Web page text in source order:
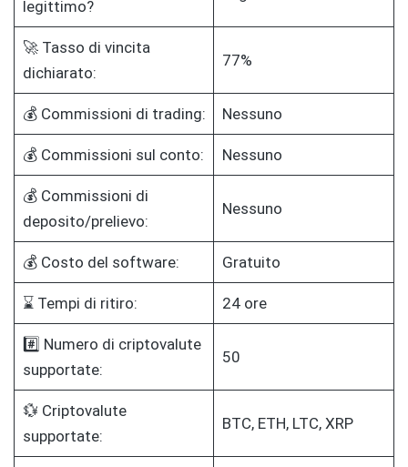
legittimo?
🚀 Tasso di vincita
dichiarato:
77%
💰 Commissioni di trading: Nessuno
💰 Commissioni sul conto: Nessuno
💰 Commissioni di
deposito/prelievo:
Nessuno
💰 Costo del software: Gratuito
⌛ Tempi di ritiro: 24 ore
#️⃣ Numero di criptovalute
supportate:
50
💱 Criptovalute
supportate:
BTC, ETH, LTC, XRP